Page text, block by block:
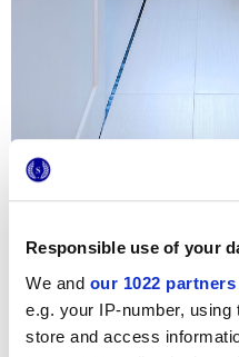
Responsible use of your
We and our 1022 partners
e.g. your IP-number,
store and access
in Pennsylvania sono state
apprezzati per l’estetica
Nel bagno padronale si
variante Deep Blue: gli
punto colore trasformano la